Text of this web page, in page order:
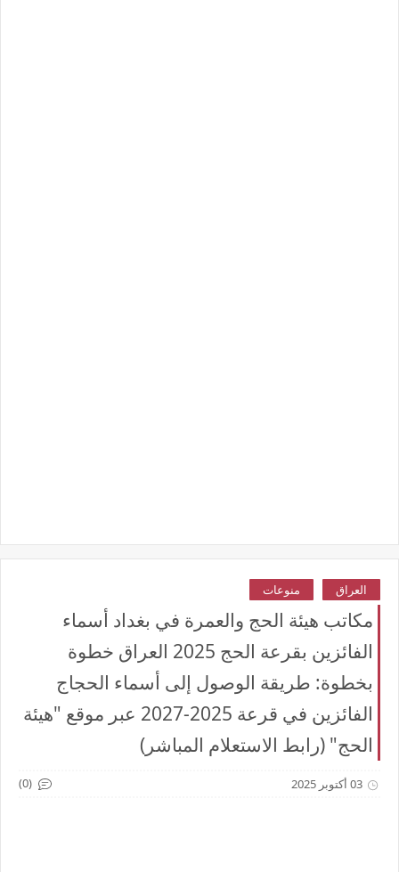
العراق منوعات
مكاتب هيئة الحج والعمرة في بغداد أسماء
الفائزين بقرعة الحج 2025 العراق خطوة
بخطوة: طريقة الوصول إلى أسماء الحجاج
الفائزين في قرعة 2025-2027 عبر موقع "هيئة
الحج" (رابط الاستعلام المباشر)
03 أكتوبر 2025 (0)